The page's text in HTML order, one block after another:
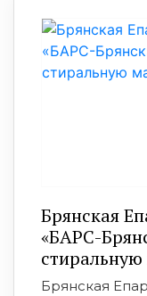
Брянская
«БАРС-
Брянская